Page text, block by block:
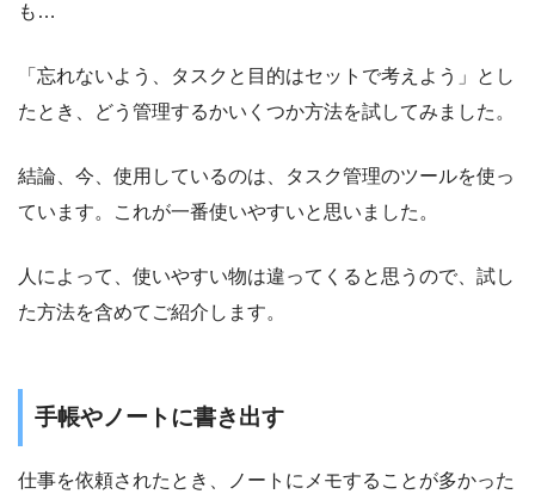
も…
「忘れないよう、タスクと目的はセットで考えよう」とし
たとき、どう管理するかいくつか方法を試してみました。
結論、今、使用しているのは、タスク管理のツールを使っ
ています。これが一番使いやすいと思いました。
人によって、使いやすい物は違ってくると思うので、試し
た方法を含めてご紹介します。
手帳やノートに書き出す
仕事を依頼されたとき、ノートにメモすることが多かった